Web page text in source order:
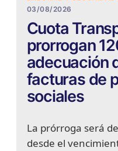
03/08/2026
Cuota
prorrogan
adecuación
facturas de
sociales
La prórroga será
desde el